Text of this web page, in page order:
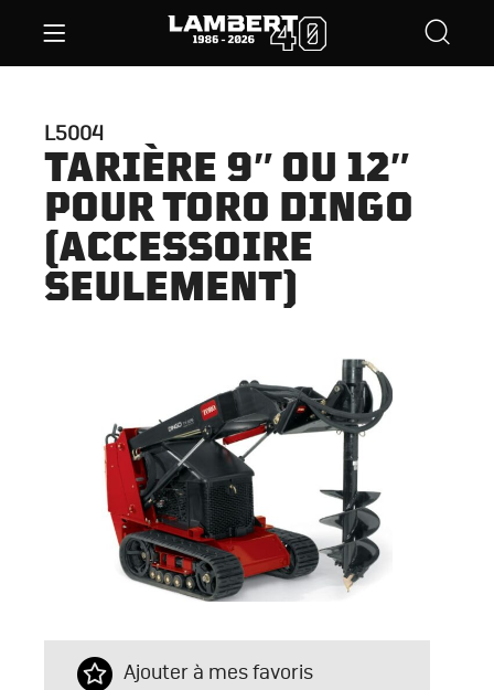
L5004
TARIÈRE 9″ OU 12″
POUR TORO DINGO
(ACCESSOIRE
SEULEMENT)
Ajouter à mes favoris